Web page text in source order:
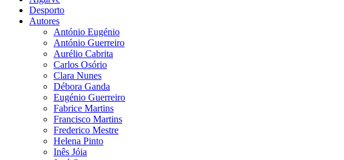
Desporto
Autores
António Eugénio
António Guerreiro
Aurélio Cabrita
Carlos Osório
Clara Nunes
Débora Ganda
Eugénio Guerreiro
Fabrice Martins
Francisco Martins
Frederico Mestre
Helena Pinto
Inês Jóia